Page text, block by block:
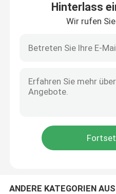
Hinterlass
Wir rufen
ANDERE KATEGORIEN